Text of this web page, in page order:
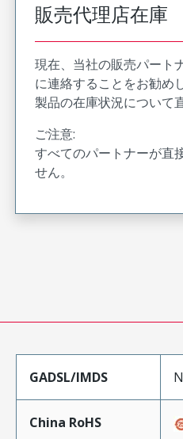
販売代理店在庫
現在、当社の販売パート
に連絡することをお勧め
製品の在庫状況について
ご注意:
すべてのパートナーが直
せん。
GADSL/IMDS
China RoHS